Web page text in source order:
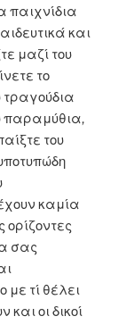
παιχνίδια
και
μαζί του
το
τραγούδια
παραμύθια,
του
καμία
ορίζοντες
σας
με τί θέλει
οι δικοί